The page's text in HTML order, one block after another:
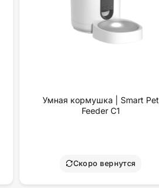
Умная кормушка | Smart Pet
Feeder C1
Скоро вернутся